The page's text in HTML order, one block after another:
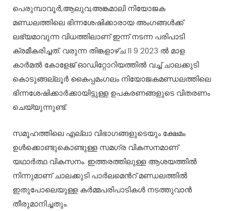
പെരുമ്പാവൂർ,ആലുവ,അങ്കമാലി നിയോജക
മണ്ഡലത്തിലെ ഭിന്നശേഷിക്കാരായ അംഗങ്ങൾക്ക്
ലഭ്യമാവുന്ന വിധത്തിലാണ് ഇന്ന് നടന്ന പരിപാടി
ക്രമീകരിച്ചത്. വരുന്ന തിങ്കളാഴ്ച 11 9 2023 ൽ മാള
കാർമൽ കോളേജ് ഓഡിറ്റോറിയത്തിൽ വച്ച് ചാലക്കുടി
കൊടുങ്ങല്ലൂർ കൈപ്പമംഗലം നിയോജകമണ്ഡലത്തിലെ
ഭിന്നശേഷിക്കാർക്കായിട്ടുള്ള ഉപകരണങ്ങളുടെ വിതരണം
ചെയ്യുന്നുണ്ട്.
സമൂഹത്തിലെ എല്ലാ വിഭാഗങ്ങളുടെയും ക്ഷേമം
ഉൾക്കൊണ്ടുകൊണ്ടുള്ള സമഗ്ര വികസനമാണ്
യഥാർത്ഥ വികസനം. ഇത്തരത്തിലുള്ള ആശയത്തിൽ
നിന്നുമാണ് ചാലക്കുടി പാർലമെൻറ് മണ്ഡലത്തിൽ
ഇതുപോലെയുള്ള കർമ്മപരിപാടികൾ നടത്തുവാൻ
തീരുമാനിച്ചതും.